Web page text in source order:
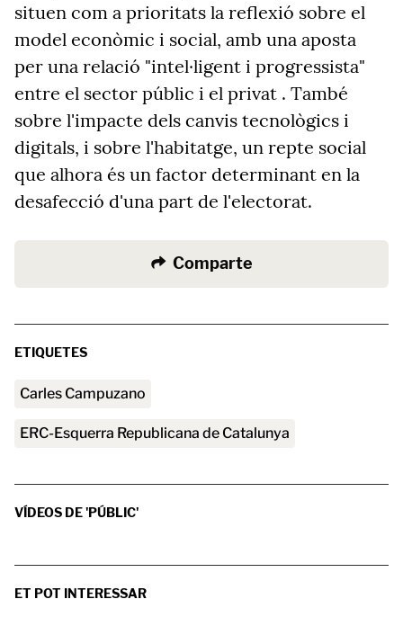
situen com a prioritats la reflexió sobre el
model econòmic i social, amb una aposta
per una relació "intel·ligent i progressista"
entre el sector públic i el privat . També
sobre l'impacte dels canvis tecnològics i
digitals, i sobre l'habitatge, un repte social
que alhora és un factor determinant en la
desafecció d'una part de l'electorat.
Comparte
ETIQUETES
Carles Campuzano
ERC-Esquerra Republicana de Catalunya
VÍDEOS DE 'PÚBLIC'
ET POT INTERESSAR